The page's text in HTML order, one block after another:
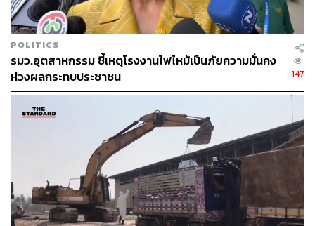
POLITICS
รมว.อุตสาหกรรม ชี้เหตุโรงงานไฟไหม้เป็นภัยความมั่นคง
ห่วงผลกระทบประชาชน
147